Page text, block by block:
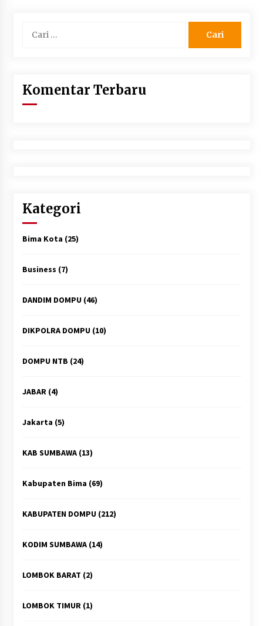
untuk:
Komentar Terbaru
Kategori
Bima Kota (25)
Business (7)
DANDIM DOMPU(46)
DIKPOLRA DOMPU(10)
DOMPU NTB (24)
JABAR(4)
Jakarta (5)
KAB SUMBAWA(13)
Kabupaten Bima (69)
KABUPATEN DOMPU(212)
KODIM SUMBAWA(14)
LOMBOK BARAT (2)
LOMBOK TIMUR(1)